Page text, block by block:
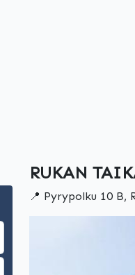
RUKAN
📍 Pyrypolku 10 B,